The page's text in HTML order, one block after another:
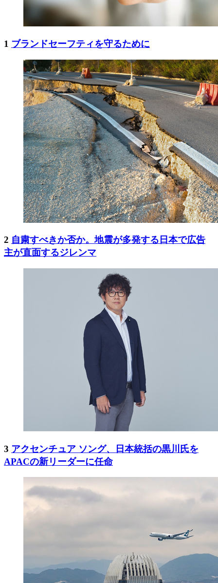
1 ブランドセーフティを守るために
2 自粛すべきか否か。地震が多発する日本で広告
主が直面するジレンマ
3 アクセンチュア ソング、日本統括の黒川氏を
APACの新リーダーに任命